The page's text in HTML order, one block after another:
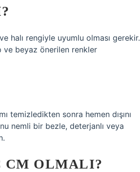
halı rengiyle uyumlu olması gerekir.
ve beyaz önerilen renkler
temizledikten sonra hemen dışını
nemli bir bezle, deterjanlı veya
CM OLMALI?